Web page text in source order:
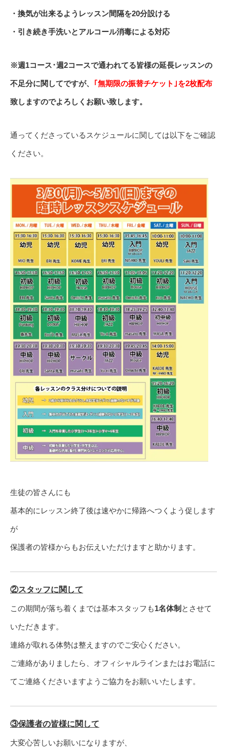
・換気が出来るようレッスン間隔を20分設ける
・引き続き手洗いとアルコール消毒による対応
※週1コース･週2コースで通われてる皆様の延長レッスンの
不足分に関してですが、 ｢無期限の振替チケット｣を2枚配布
致しますのでよろしくお願い致します。
通ってくださっているスケジュールに関しては以下をご確認
ください。
生徒の皆さんにも
基本的にレッスン終了後は速やかに帰路へつくよう促します
が
保護者の皆様からもお伝えいただけますと助かります。
②スタッフに関して
この期間が落ち着くまでは基本スタッフも1名体制 とさせて
いただきます。
連絡が取れる体勢は整えますのでご安心ください。
ご連絡がありましたら、オフィシャルラインまたはお電話に
てご連絡くださいますようご協力をお願いいたします。
③保護者の皆様に関して
大変心苦しいお願いになりますが、